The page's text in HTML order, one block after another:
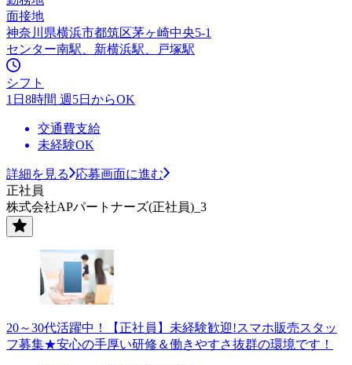
面接地
神奈川県横浜市都筑区茅ヶ崎中央5-1
センター南駅、新横浜駅、戸塚駅
シフト
1日8時間 週5日からOK
交通費支給
未経験OK
詳細を見る
応募画面に進む
正社員
株式会社APパートナーズ(正社員)_3
20～30代活躍中！【正社員】未経験歓迎!スマホ販売スタッ
フ募集★安心の手厚い研修＆働きやすさ抜群の環境です！